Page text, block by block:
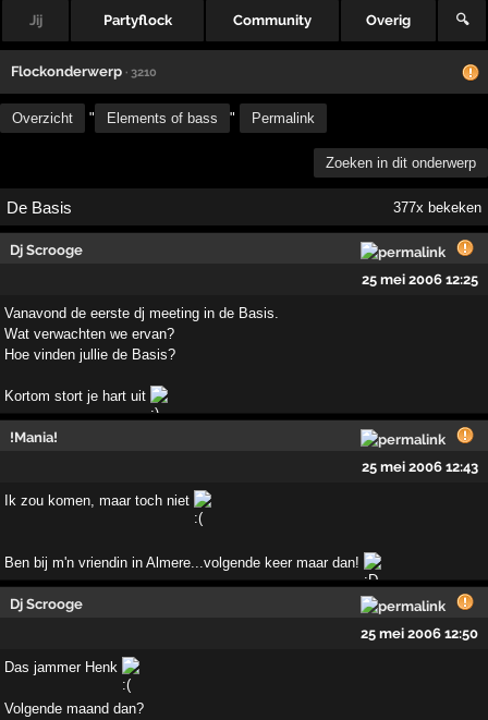
Jij Partyflock Community Overig 🔍
Flockonderwerp · 3210
Overzicht " Elements of bass " Permalink
Zoeken in dit onderwerp
De Basis 377x bekeken
Dj Scrooge
25 mei 2006 12:25
Vanavond de eerste dj meeting in de Basis.
Wat verwachten we ervan?
Hoe vinden jullie de Basis?
Kortom stort je hart uit
!Mania!
25 mei 2006 12:43
Ik zou komen, maar toch niet
Ben bij m'n vriendin in Almere...volgende keer maar dan!
Dj Scrooge
25 mei 2006 12:50
Das jammer Henk
Volgende maand dan?